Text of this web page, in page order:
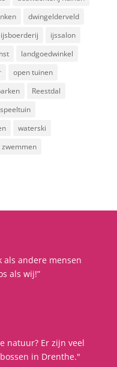
dwingelderveld
ijsboerderij
ijssalon
landgoedwinkel
open tuinen
Reestdal
speeltuin
waterski
zwemmen
als andere mensen
als wij!”
natuur? Er zijn veel
in Drenthe."